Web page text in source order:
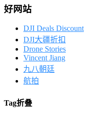
好网站
DJI Deals Discount
DJI大疆折扣
Drone Stories
Vincent Jiang
九八朝廷
航拍
Tag折叠